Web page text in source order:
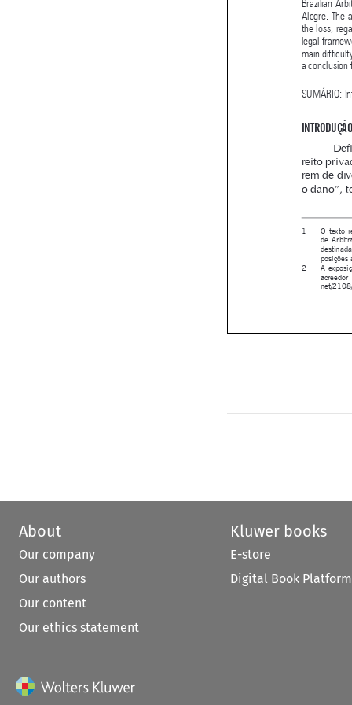


About
Our company
Our authors
Our content
Our ethics statement
Kluwer books
E-store
Digital Book Platform